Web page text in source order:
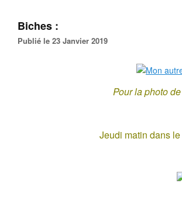
Biches :
Publié le 23 Janvier 2019
Pour la photo
Jeudi matin dans